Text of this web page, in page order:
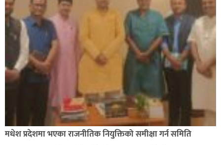
मधेश प्रदेशमा भएका राजनीतिक नियुक्तिको समीक्षा गर्न समिति